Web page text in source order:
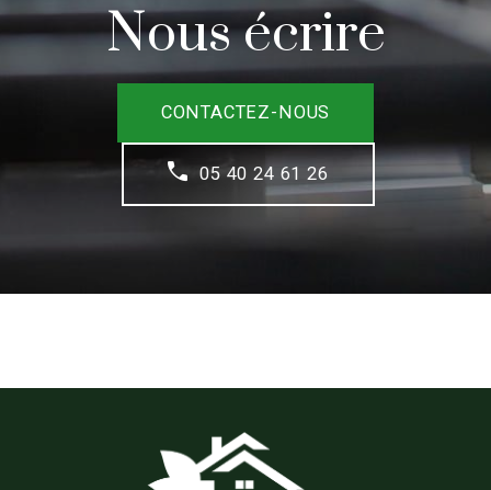
Nous écrire
CONTACTEZ-NOUS
05 40 24 61 26